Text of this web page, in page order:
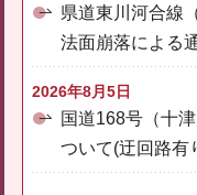
県道東川河合線
法面崩落による
2026年8月5日
国道168号（十
ついて(迂回路有